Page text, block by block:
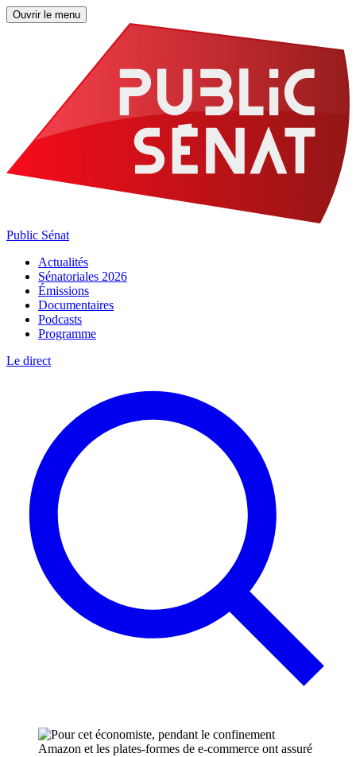
Ouvrir le menu
Public Sénat
Actualités
Sénatoriales 2026
Émissions
Documentaires
Podcasts
Programme
Le direct